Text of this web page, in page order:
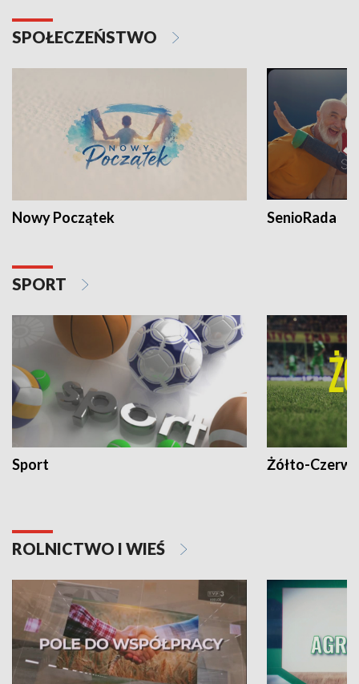
SPOŁECZEŃSTWO
Nowy Początek SenioRada
SPORT
Sport Żółto-
ROLNICTWO I WIEŚ